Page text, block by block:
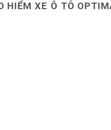
HIỂM XE Ô TÔ